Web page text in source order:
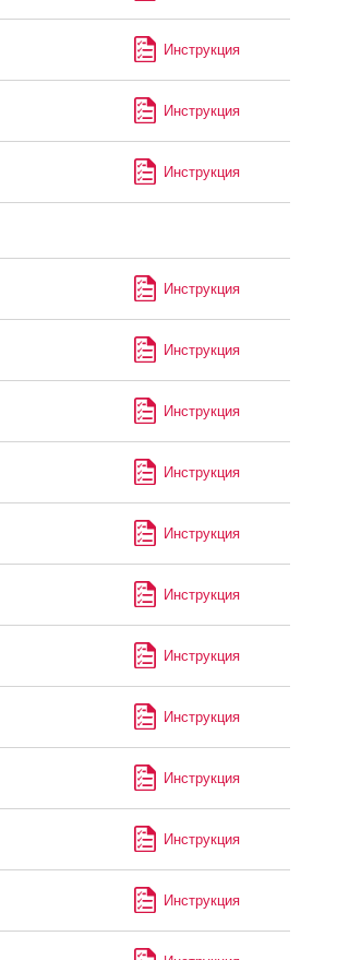
Инструкция
Инструкция
Инструкция
Инструкция
Инструкция
Инструкция
Инструкция
Инструкция
Инструкция
Инструкция
Инструкция
Инструкция
Инструкция
Инструкция